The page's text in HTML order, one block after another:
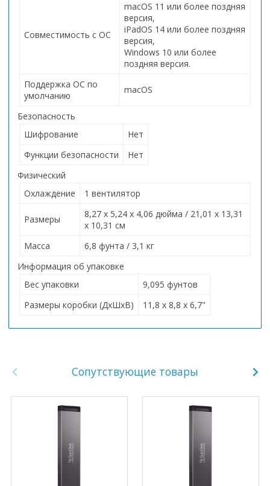
Совместимость с ОС
macOS 11 или более поздняя
версия,
iPadOS 14 или более поздняя
версия,
Windows 10 или более
поздняя версия.
Поддержка ОС по
умолчанию
macOS
Безопасность
Шифрование
Нет
Функции безопасности
Нет
Физический
Охлаждение
1 вентилятор
Размеры
8,27 x 5,24 x 4,06 дюйма / 21,01 x 13,31
x 10,31 см
Масса
6,8 фунта / 3,1 кг
Информация об упаковке
Вес упаковки
9,095 фунтов
Размеры коробки (ДхШхВ)
11,8 x 8,8 x 6,7"
Сопутствующие товары